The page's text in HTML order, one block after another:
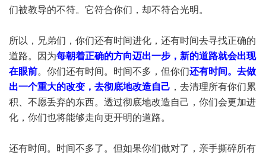
们被教导的不符。它符合你们，却不符合光明。
所以，兄弟们，你们还有时间进化，还有时间去寻找正确的
道路。因为每朝着正确的方向迈出一步，新的道路就会出现
在眼前。你们还有时间。时间不多，但你们还有时间。去做
出一个重大的改变，去彻底地改造自己 ，去清理所有你们累
积、不愿丢弃的东西。透过彻底地改造自己，你们会更加进
化，你们也将能够走向更开明的道路。
还有时间。时间不多了。但如果你们做对了，亲手撕碎所有